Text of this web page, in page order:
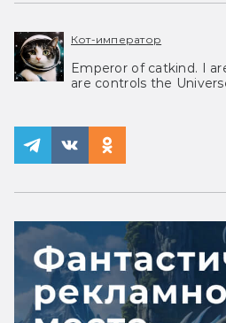
Кот-император
Emperor of catkind. I
are controls the